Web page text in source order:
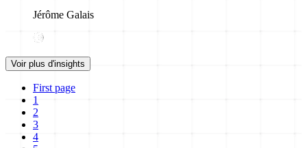
Jérôme Galais
Voir plus d'insights
First page
1
2
3
4